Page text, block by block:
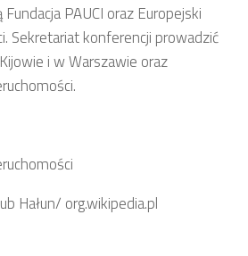
PAUCI oraz Europejski
Sekretariat konferencji prowadzić
i w Warszawie oraz
Hałun/ org.wikipedia.pl